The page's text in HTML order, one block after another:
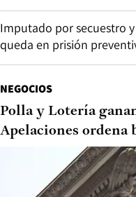
Imputado por secuestro
queda en prisión
NEGOCIOS
Polla y Lotería
Apelaciones ordena